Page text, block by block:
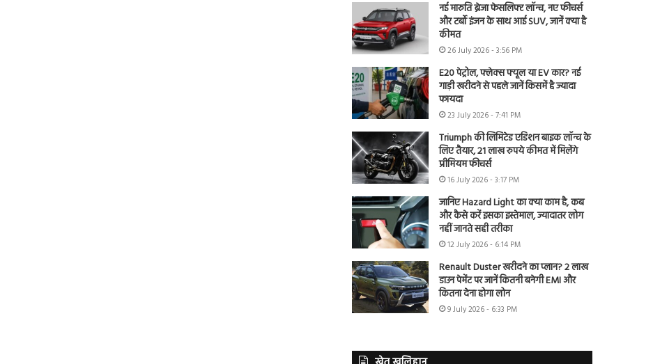
नई मारुति ब्रेजा फेसलिफ्ट लॉन्च, नए फीचर्स
और टर्बो इंजन के साथ आई SUV, जानें क्या है
कीमत
26 July 2026 - 3:56 PM
E20 पेट्रोल, फ्लेक्स फ्यूल या EV कार? नई
गाड़ी खरीदने से पहले जानें किसमें है ज्यादा
फायदा
23 July 2026 - 7:41 PM
Triumph की लिमिटेड एडिशन बाइक लॉन्च के
लिए तैयार, 21 लाख रुपये कीमत में मिलेंगे
प्रीमियम फीचर्स
16 July 2026 - 3:17 PM
जानिए Hazard Light का क्या काम है, कब
और कैसे करें इसका इस्तेमाल, ज्यादातर लोग
नहीं जानते सही तरीका
12 July 2026 - 6:14 PM
Renault Duster खरीदने का प्लान? 2 लाख
डाउन पेमेंट पर जानें कितनी बनेगी EMI और
कितना देना होगा लोन
9 July 2026 - 6:33 PM